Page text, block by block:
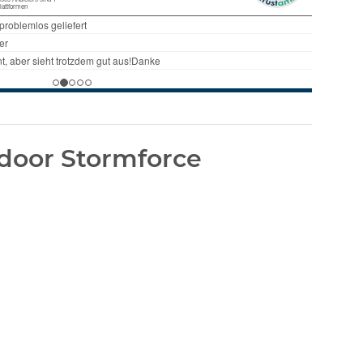
Stormforce